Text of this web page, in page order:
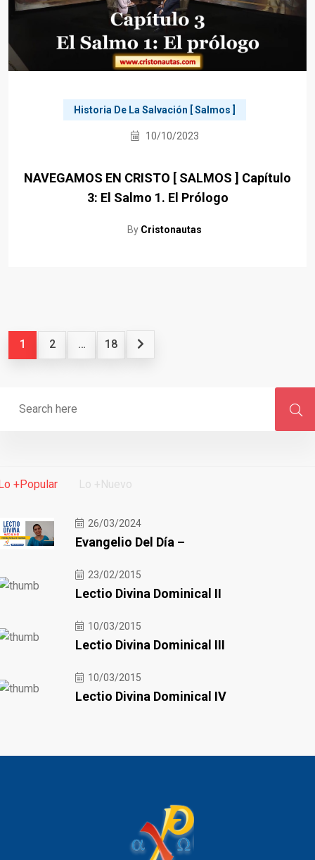
Historia De La Salvación [ Salmos ]
10/10/2023
NAVEGAMOS EN CRISTO [ SALMOS ] Capítulo
3: El Salmo 1. El Prólogo
By Cristonautas
1 2 … 18
+Popular Lo +Nuevo
26/03/2024
Evangelio Del Día –
23/02/2015
Lectio Divina Dominical II
10/03/2015
Lectio Divina Dominical III
10/03/2015
Lectio Divina Dominical IV